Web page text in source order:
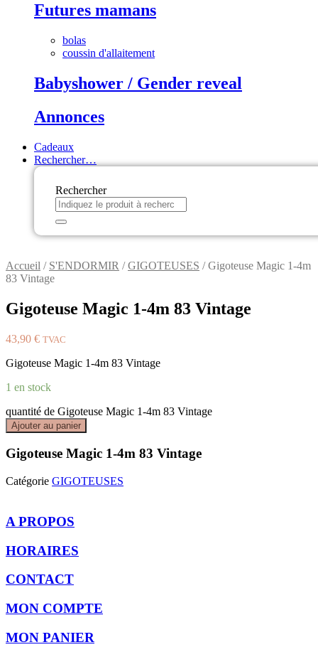
Futures mamans
bolas
coussin d'allaitement
Babyshower / Gender reveal
Annonces
Cadeaux
Rechercher…
Rechercher
Accueil / S'ENDORMIR /GIGOTEUSES / Gigoteuse Magic 1-4m
83 Vintage
Gigoteuse Magic 1-4m 83 Vintage
43,90 € TVAC
Gigoteuse Magic 1-4m 83 Vintage
1 en stock
quantité de Gigoteuse Magic 1-4m 83 Vintage
Ajouter au panier
Gigoteuse Magic 1-4m 83 Vintage
Catégorie GIGOTEUSES
A PROPOS
HORAIRES
CONTACT
MON COMPTE
MON PANIER